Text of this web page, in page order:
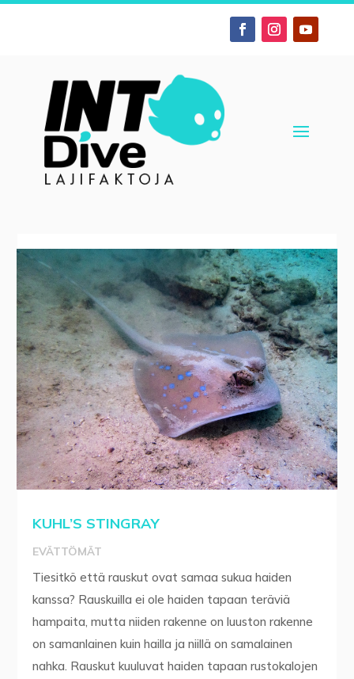
KUHL’S STINGRAY
EVÄTTÖMÄT
Tiesitkö että rauskut ovat samaa sukua haiden
kanssa? Rauskuilla ei ole haiden tapaan teräviä
hampaita, mutta niiden rakenne on luuston rakenne
on samanlainen kuin hailla ja niillä on samalainen
nahka. Rauskut kuuluvat haiden tapaan rustokalojen